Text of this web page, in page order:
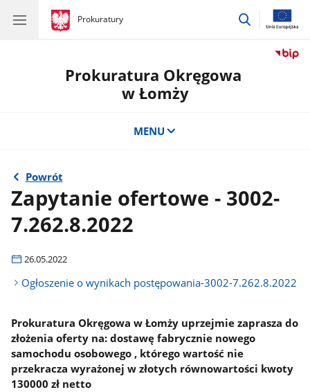
gov.pl
Prokuratury
gov.pl
Prokuratury
przejdź
Prokuratura Okręgowa
w Łomży
MENU
Powrót
Zapytanie ofertowe - 3002-
7.262.8.2022
26.05.2022
Ogłoszenie o wynikach postępowania-3002-7.262.8.2022
Prokuratura Okręgowa w Łomży uprzejmie zaprasza do
złożenia oferty na: dostawę fabrycznie nowego
samochodu osobowego , którego wartość nie
przekracza wyrażonej w złotych równowartości kwoty
130000 zł netto